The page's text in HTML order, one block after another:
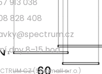
828 408
dny 8–15 hod
CZ (Shipmall s.r.o.)